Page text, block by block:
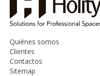
Quiénes somos
Clientes
Contactos
Sitemap